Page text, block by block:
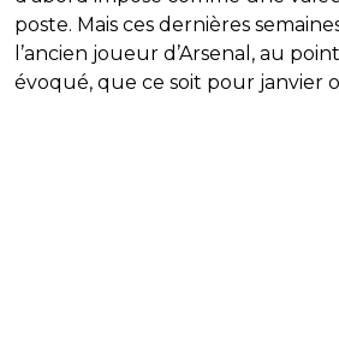
poste. Mais ces dernières
l’ancien joueur d’Arsenal, au
évoqué, que ce soit pour janvier